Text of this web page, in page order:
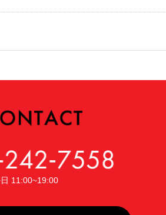
11:00~19:00